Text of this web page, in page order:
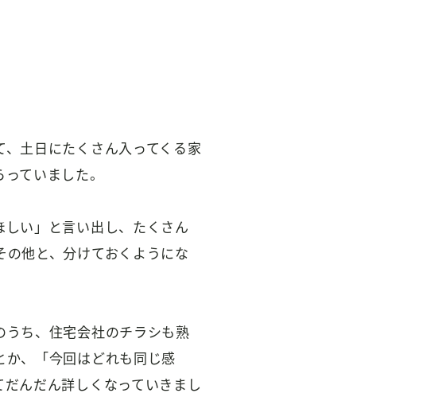
土日にたくさん入ってくる家
ていました。
い」と言い出し、たくさん
他と、分けておくようにな
うち、住宅会社のチラシも熟
か、「今回はどれも同じ感
んだん詳しくなっていきまし